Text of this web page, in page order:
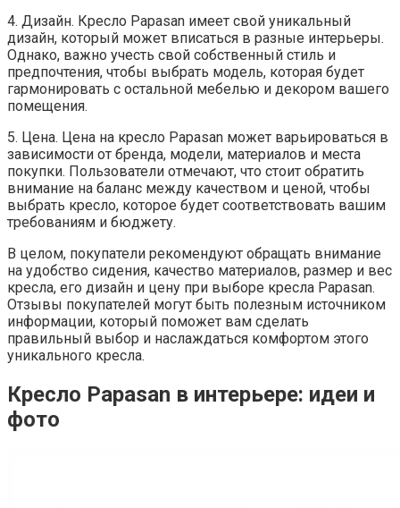
4. Дизайн. Кресло Papasan имеет свой уникальный
дизайн, который может вписаться в разные интерьеры.
Однако, важно учесть свой собственный стиль и
предпочтения, чтобы выбрать модель, которая будет
гармонировать с остальной мебелью и декором вашего
помещения.
5. Цена. Цена на кресло Papasan может варьироваться в
зависимости от бренда, модели, материалов и места
покупки. Пользователи отмечают, что стоит обратить
внимание на баланс между качеством и ценой, чтобы
выбрать кресло, которое будет соответствовать вашим
требованиям и бюджету.
В целом, покупатели рекомендуют обращать внимание
на удобство сидения, качество материалов, размер и вес
кресла, его дизайн и цену при выборе кресла Papasan.
Отзывы покупателей могут быть полезным источником
информации, который поможет вам сделать
правильный выбор и наслаждаться комфортом этого
уникального кресла.
Кресло Papasan в интерьере: идеи и
фото